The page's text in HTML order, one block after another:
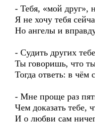
- Тебя, «мой друг»,
Я не хочу тебя
Но ангелы и
- Судить других
Ты говоришь, что
Тогда ответь: в чём
- Мне проще раз
Чем доказать тебе,
И о любви сам